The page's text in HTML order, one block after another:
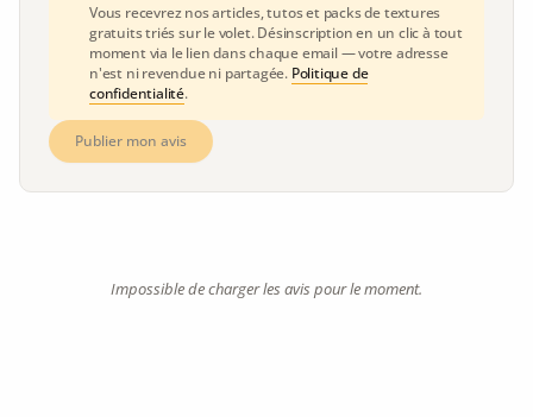
Vous recevrez nos articles, tutos et packs de textures
gratuits triés sur le volet. Désinscription en un clic à tout
moment via le lien dans chaque email — votre adresse
n'est ni revendue ni partagée. Politique de
confidentialité.
Publier mon avis
Impossible de charger les avis pour le moment.